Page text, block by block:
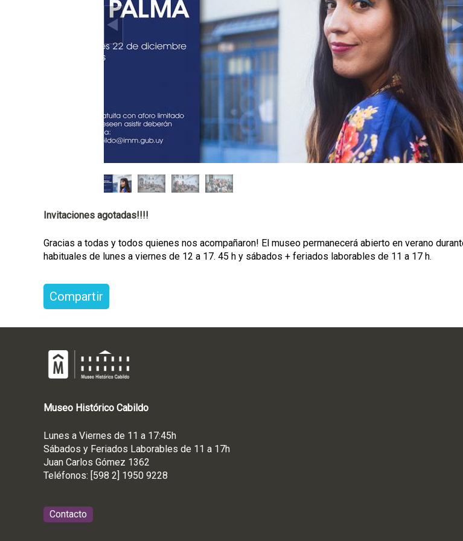
Invitaciones agotadas!!!!
Gracias a todas y todos quienes nos acompañaron! El museo permanecerá abierto en verano
habituales de lunes a viernes de 12 a 17. 45 h y sábados + feriados laborables de 11 a 17 h.
Compartir
Museo Histórico Cabildo
Lunes a Viernes de 11 a 17:45h
Sábados y Feriados Laborables de 11 a 17h
Juan Carlos Gómez 1362
Teléfonos: [598 2] 1950 9228
Contacto